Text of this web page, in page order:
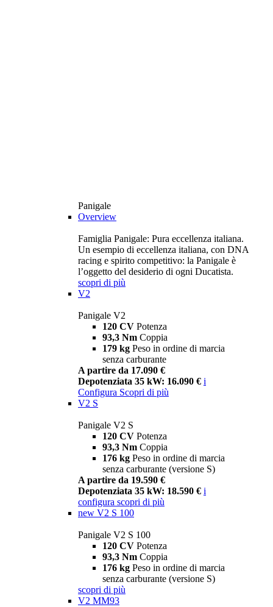
Panigale
Overview
Famiglia Panigale: Pura eccellenza italiana.
Un esempio di eccellenza italiana, con DNA
racing e spirito competitivo: la Panigale è
l’oggetto del desiderio di ogni Ducatista.
scopri di più
V2
Panigale V2
120 CV Potenza
93,3 Nm Coppia
179 kg Peso in ordine di marcia
senza carburante
A partire da 17.090 €
Depotenziata 35 kW: 16.090 € i
Configura Scopri di più
V2 S
Panigale V2 S
120 CV Potenza
93,3 Nm Coppia
176 kg Peso in ordine di marcia
senza carburante (versione S)
A partire da 19.590 €
Depotenziata 35 kW: 18.590 € i
configura scopri di più
new V2 S 100
Panigale V2 S 100
120 CV Potenza
93,3 Nm Coppia
176 kg Peso in ordine di marcia
senza carburante (versione S)
scopri di più
V2 MM93